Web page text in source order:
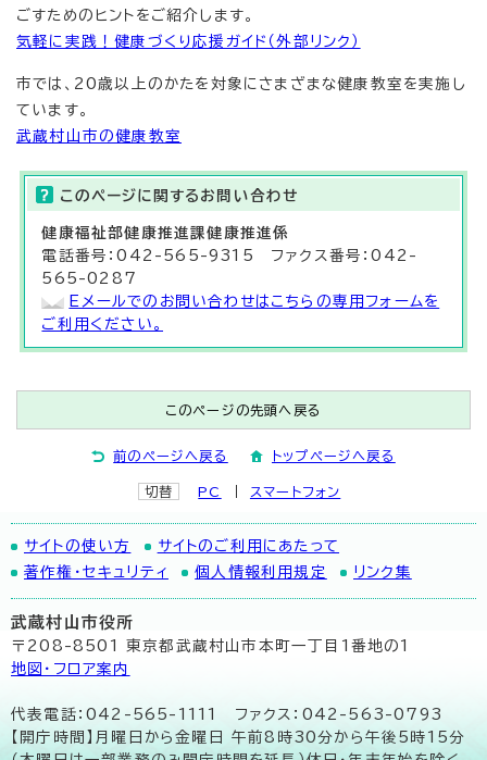
ごすためのヒントをご紹介します。
気軽に実践！健康づくり応援ガイド（外部リンク）
市では、20歳以上のかたを対象にさまざまな健康教室を実施し
ています。
武蔵村山市の健康教室
このページに関する お問い合わせ
健康福祉部健康推進課健康推進係
電話番号：042-565-9315 ファクス番号：042-
565-0287
Eメールでのお問い合わせはこちらの専用フォームを
ご利用ください。
このページの先頭へ戻る
前のページへ戻る トップページへ戻る
切替 PC スマートフォン
サイトの使い方
サイトのご利用にあたって
著作権・セキュリティ
個人情報利用規定 リンク集
武蔵村山市役所
〒208-8501 東京都武蔵村山市本町一丁目1番地の1
地図･フロア案内
代表電話：042-565-1111 ファクス：042-563-0793
【開庁時間】月曜日から金曜日 午前8時30分から午後5時15分